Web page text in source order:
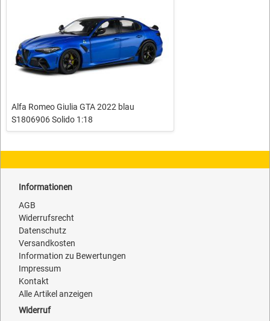
Alfa Romeo Giulia GTA 2022 blau
S1806906 Solido 1:18
Informationen
AGB
Widerrufsrecht
Datenschutz
Versandkosten
Information zu Bewertungen
Impressum
Kontakt
Alle Artikel anzeigen
Widerruf